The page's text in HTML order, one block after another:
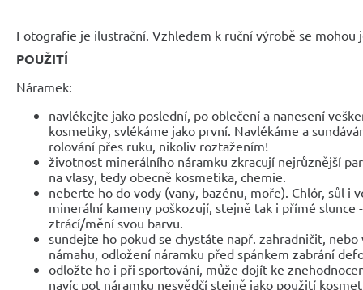
Fotografie je ilustrační. Vzhledem k ruční výrobě se
POUŽITÍ
Náramek:
navlékejte jako poslední, po oblečení a nanesení
kosmetiky, svlékáme jako první. Navlékáme a
rolování přes ruku, nikoliv roztažením!
životnost minerálního náramku zkracují nejrůznější
na vlasy, tedy obecně kosmetika, chemie.
neberte ho do vody (vany, bazénu, moře). Chlór, sůl i
minerální kameny poškozují, stejně tak i přímé slunce
ztrácí/mění svou barvu.
sundejte ho pokud se chystáte např. zahradničit,
námahu, odložení náramku před spánkem zabrání
odložte ho i při sportování, může dojít ke
navíc pot náramku nesvědčí stejně jako použití